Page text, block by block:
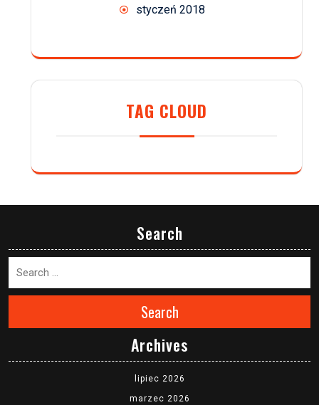
styczeń 2018
TAG CLOUD
Search
Search
Archives
lipiec 2026
marzec 2026